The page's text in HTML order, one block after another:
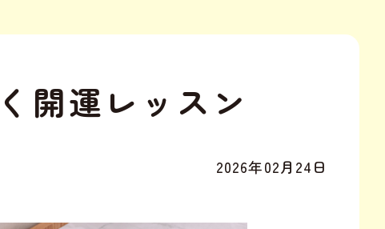
開運レッスン
2026年02月24日